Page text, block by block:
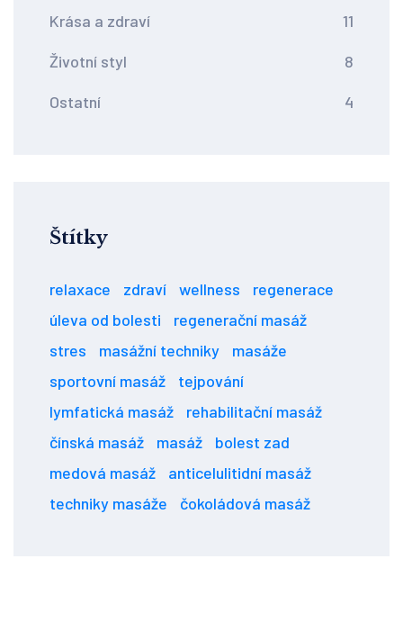
Krása a zdraví 11
Životní styl 8
Ostatní 4
Štítky
relaxace zdraví wellness
regenerace
úleva od bolesti
regenerační masáž
stres
masážní techniky
masáže
sportovní masáž
tejpování
lymfatická masáž
rehabilitační masáž
čínská masáž
masáž
bolest zad
medová masáž
anticelulitidní masáž
techniky masáže
čokoládová masáž